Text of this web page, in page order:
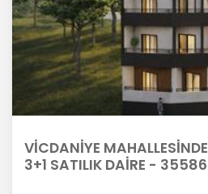
VİCDANİYE MAHALLESİNDE
3+1 SATILIK DAİRE - 35586